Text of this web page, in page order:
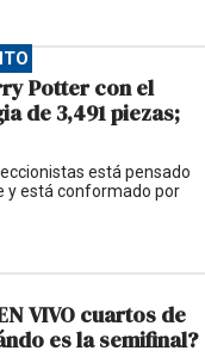
Potter con el
de 3,491 piezas;
está pensado
y está conformado por
VIVO cuartos de
es la semifinal?